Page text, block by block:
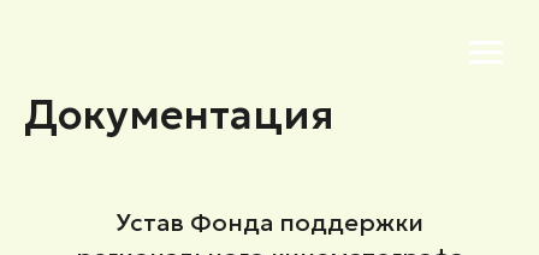
Документация
Устав Фонда поддержки